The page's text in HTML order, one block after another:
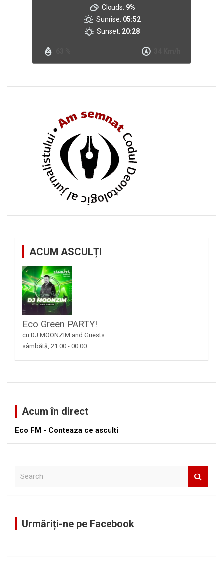
Clouds: 9%
Sunrise: 05:52
Sunset: 20:28
ACUM ASCULȚI
Eco Green PARTY!
cu DJ MOONZIM and Guests
sâmbătă, 21:00 - 00:00
Acum în direct
Eco FM - Conteaza ce asculti
Urmăriți-ne pe Facebook